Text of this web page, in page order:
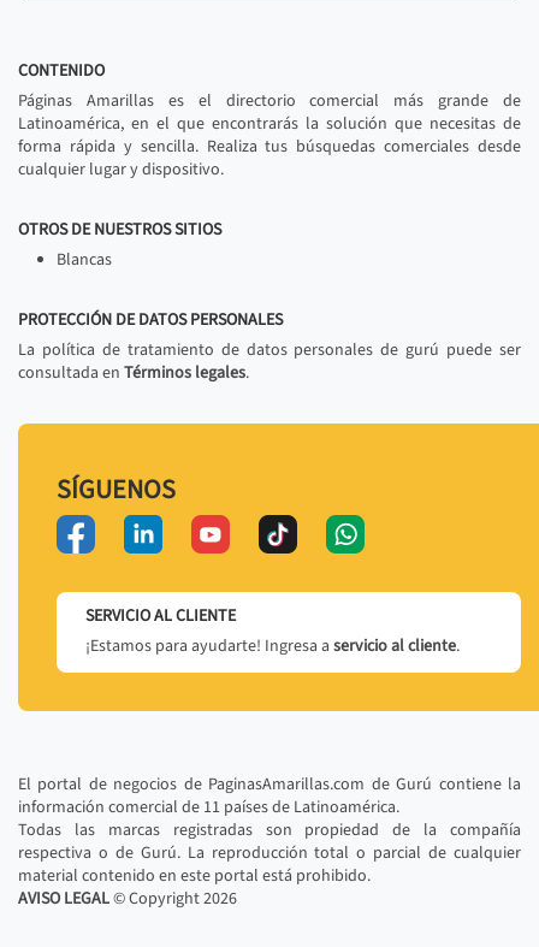
CONTENIDO
Páginas Amarillas es el directorio comercial más grande de
Latinoamérica, en el que encontrarás la solución que necesitas de
forma rápida y sencilla. Realiza tus búsquedas comerciales desde
cualquier lugar y dispositivo.
OTROS DE NUESTROS SITIOS
Blancas
PROTECCIÓN DE DATOS PERSONALES
La política de tratamiento de datos personales de gurú puede ser
consultada en Términos legales.
SÍGUENOS
SERVICIO AL CLIENTE
¡Estamos para ayudarte! Ingresa a servicio al cliente.
El portal de negocios de PaginasAmarillas.com de Gurú contiene la
información comercial de 11 países de Latinoamérica.
Todas las marcas registradas son propiedad de la compañía
respectiva o de Gurú. La reproducción total o parcial de cualquier
material contenido en este portal está prohibido.
AVISO LEGAL© Copyright2026